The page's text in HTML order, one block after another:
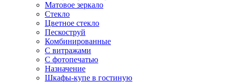
Матовое зеркало
Стекло
Цветное стекло
Пескоструй
Комбинированные
С витражами
С фотопечатью
Назначение
Шкафы-купе в гостиную